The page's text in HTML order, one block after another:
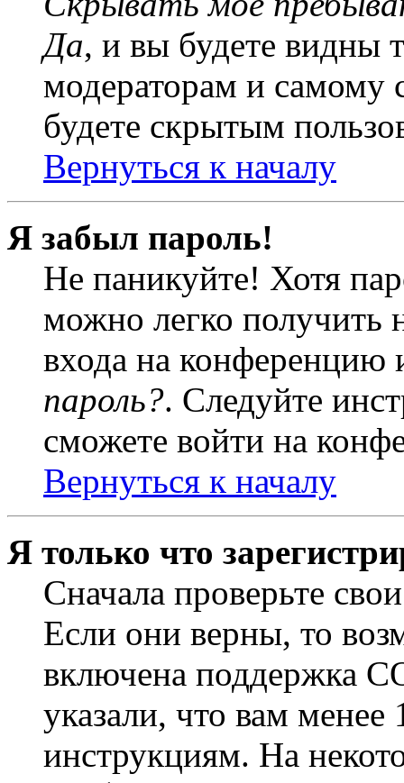
Да, и вы будете видны
модераторам и самому
будете скрытым
Вернуться к началу
Я забыл пароль!
Не паникуйте! Хотя
можно легко получить
входа на
пароль?. Следуйте
сможете войти на
Вернуться к началу
Я только что
Сначала проверьте
Если они верны, то
включена поддержка
указали, что вам
инструкциям. На